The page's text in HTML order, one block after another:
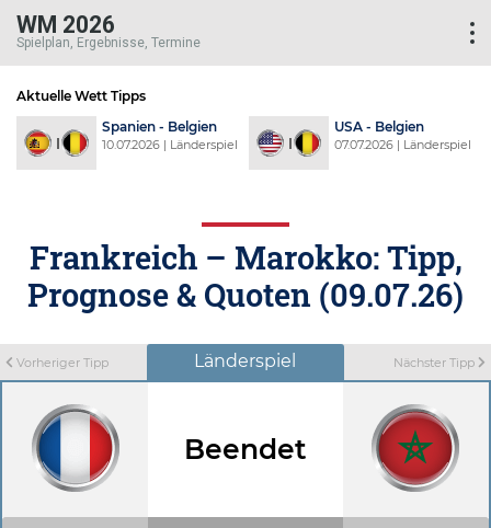
WM 2026
Spielplan, Ergebnisse, Termine
Aktuelle Wett Tipps
Spanien - Belgien
10.07.2026 | Länderspiel
USA - Belgien
07.07.2026 | Länderspiel
Frankreich – Marokko: Tipp,
Prognose & Quoten (09.07.26)
Vorheriger Tipp Länderspiel Nächster Tipp
Beendet